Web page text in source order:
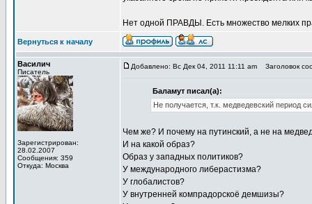
Нет одной ПРАВДЫ. Есть множество мелких
Вернуться к началу
Василич
Писатель
Зарегистрирован:
28.02.2007
Сообщения: 359
Откуда: Москва
Добавлено: Вс Дек 04, 2011 11:11 am Заголовок
Баламут писал(а):
Не получается, т.к. медведевский период
Чем же? И почему на путинский, а не на
И на какой образ?
Образ у западных политиков?
У международного либерастизма?
У глобалистов?
У внутренней компрадорскоё демшизы?